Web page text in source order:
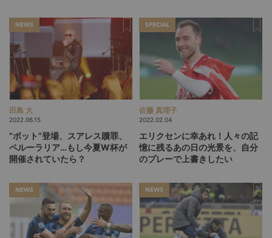
ディ・ガルシア劇場の裏側
NEWS
田島 大
2022.06.15
“ボット”登場、スアレス贖罪、
ペルーラリア…もし今夏W杯が
開催されていたら？
SPECIAL
佐藤 真理子
2022.02.04
エリクセンに幸あれ！人々の記
憶に残るあの日の光景を、自分
のプレーで上書きしたい
NEWS NEWS